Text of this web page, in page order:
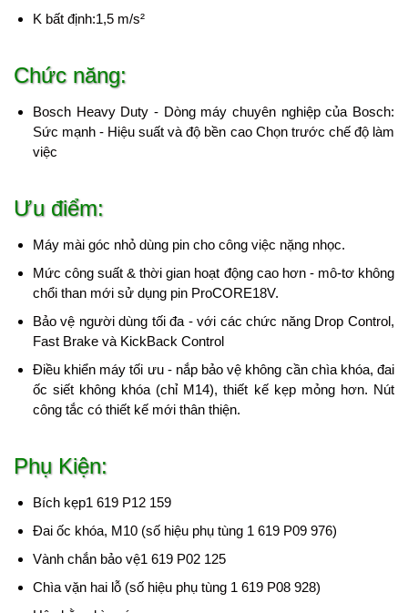
K bất định:1,5 m/s²
Chức năng:
Bosch Heavy Duty - Dòng máy chuyên nghiệp của Bosch:
Sức mạnh - Hiệu suất và độ bền cao Chọn trước chế độ làm
việc
Ưu điểm:
Máy mài góc nhỏ dùng pin cho công việc nặng nhọc.
Mức công suất & thời gian hoạt động cao hơn - mô-tơ không
chổi than mới sử dụng pin ProCORE18V.
Bảo vệ người dùng tối đa - với các chức năng Drop Control,
Fast Brake và KickBack Control
Điều khiển máy tối ưu - nắp bảo vệ không cần chìa khóa, đai
ốc siết không khóa (chỉ M14), thiết kế kẹp mỏng hơn. Nút
công tắc có thiết kế mới thân thiện.
Phụ Kiện:
Bích kẹp1 619 P12 159
Đai ốc khóa, M10 (số hiệu phụ tùng 1 619 P09 976)
Vành chắn bảo vệ1 619 P02 125
Chìa vặn hai lỗ (số hiệu phụ tùng 1 619 P08 928)